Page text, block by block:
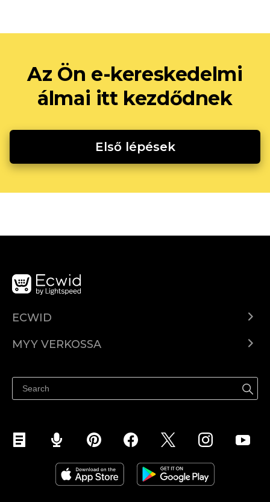
Az Ön e-kereskedelmi
álmai itt kezdődnek
Első lépések
ECWID
Hinnoittelu
MYY VERKOSSA
Myy Facebookissa
Myy Instagramissa